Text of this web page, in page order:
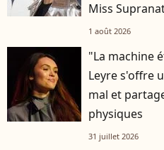
Miss
1 août 2026
"La machine
Leyre s'offre
mal et
physiques
31 juillet 2026